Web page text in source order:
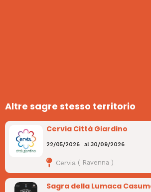
Altre sagre stesso territorio
Cervia Città Giardino
22/05/2026 al 30/09/2026
Cervia ( Ravenna)
Sagra della Lumaca